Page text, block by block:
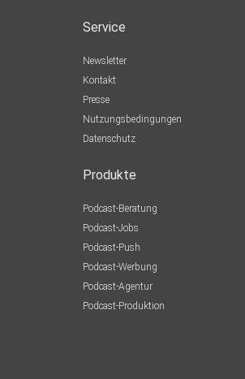
Service
Newsletter
Kontakt
Presse
Nutzungsbedingungen
Datenschutz
Produkte
Podcast-Beratung
Podcast-Jobs
Podcast-Push
Podcast-Werbung
Podcast-Agentur
Podcast-Produktion